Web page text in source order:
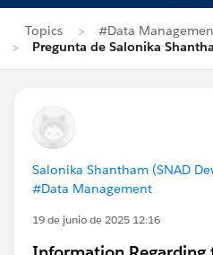
Topics
#Data
Pregunta de Salonika
Salonika Shantham (SNAD
#Data Management
19 de junio de 2025 12:16